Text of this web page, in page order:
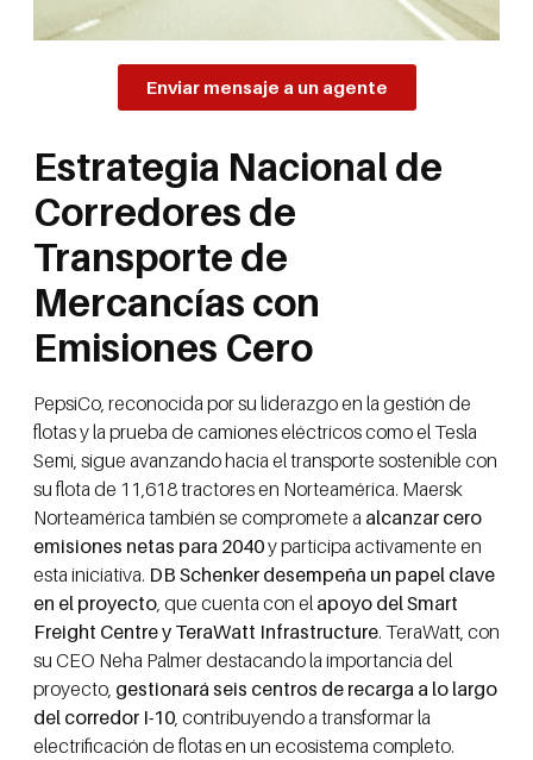
Enviar mensaje a un agente
Estrategia Nacional de
Corredores de
Transporte de
Mercancías con
Emisiones Cero
PepsiCo, reconocida por su liderazgo en la gestión de
flotas y la prueba de camiones eléctricos como el Tesla
Semi, sigue avanzando hacia el transporte sostenible con
su flota de 11,618 tractores en Norteamérica. Maersk
Norteamérica también se compromete a alcanzar cero
emisiones netas para 2040y participa activamente en
esta iniciativa. DB Schenker desempeña un papel clave
en el proyecto, que cuenta con el apoyo del Smart
Freight Centre y TeraWatt Infrastructure. TeraWatt, con
su CEO Neha Palmer destacando la importancia del
proyecto, gestionará seis centros de recarga a lo largo
del corredor I-10, contribuyendo a transformar la
electrificación de flotas en un ecosistema completo.